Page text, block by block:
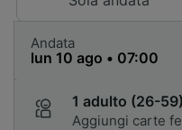
Andata
1 adulto (26-59)
Aggiungi carte